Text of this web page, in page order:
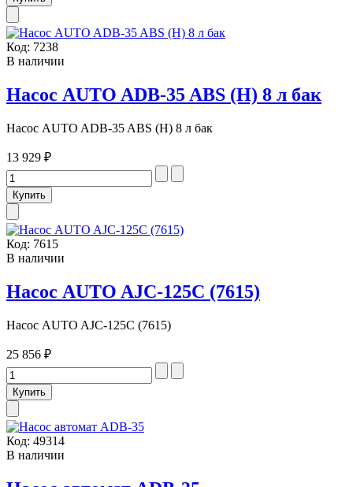
Код: 7238
В наличии
Насос AUTO ADB-35 ABS (H) 8 л бак
Насос AUTO ADB-35 ABS (H) 8 л бак
13 929 ₽
Код: 7615
В наличии
Насос AUTO AJC-125C (7615)
Насос AUTO AJC-125C (7615)
25 856 ₽
Код: 49314
В наличии